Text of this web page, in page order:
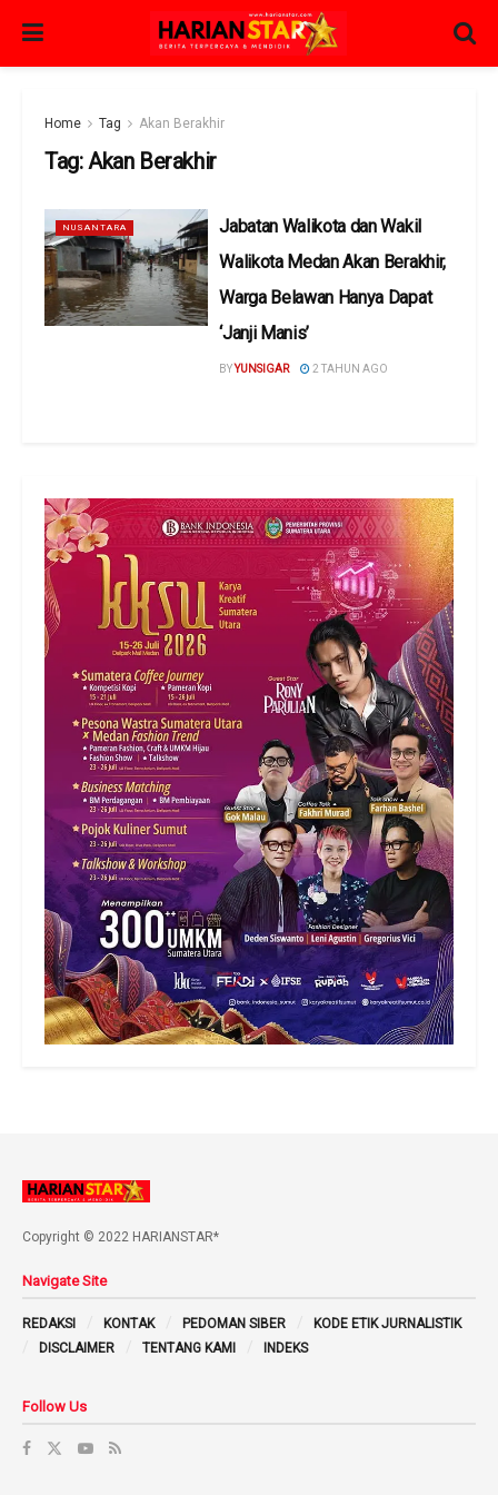
Home Tag Akan Berakhir
Tag:Akan Berakhir
NUSANTARA
Jabatan Walikota dan Wakil
Walikota Medan Akan Berakhir,
Warga Belawan Hanya Dapat
‘Janji Manis’
BYYUNSIGAR 2 TAHUN AGO
Copyright © 2022 HARIANSTAR*
Navigate Site
REDAKSI KONTAK PEDOMAN SIBER
KODE ETIK JURNALISTIK
DISCLAIMER
TENTANG KAMI INDEKS
Follow Us